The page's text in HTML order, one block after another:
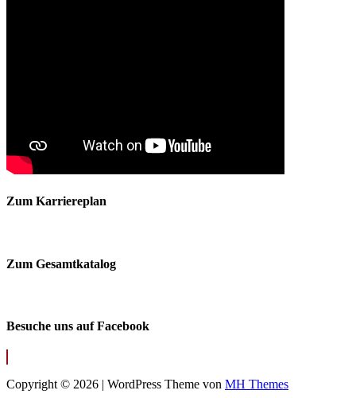
Zum Karriereplan
Zum Gesamtkatalog
Besuche uns auf Facebook
Copyright © 2026 | WordPress Theme von MH Themes